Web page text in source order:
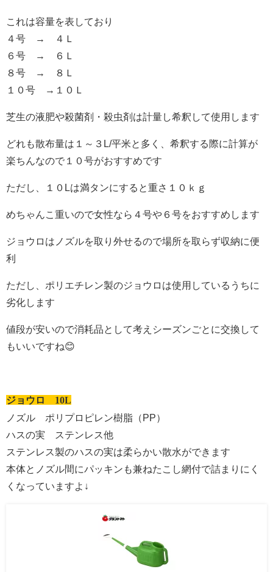
これは容量を表しており
４号 → ４Ｌ
６号 → ６Ｌ
８号 → ８Ｌ
１０号 →１０Ｌ
芝生の液肥や殺菌剤・殺虫剤は計量し希釈して使用します
どれも散布量は１～３L/平米と多く、希釈する際に計算が
楽ちんなので１０号がおすすめです
ただし、１０Lは満タンにすると重さ１０ｋｇ
めちゃんこ重いので女性なら４号や６号をおすすめします
ジョウロはノズルを取り外せるので場所を取らず収納に便
利
ただし、ポリエチレン製のジョウロは使用しているうちに
劣化します
値段が安いので消耗品として考えシーズンごとに交換して
もいいですね😊
ジョウロ 10L
ノズル ポリプロピレン樹脂（PP）
ハスの実 ステンレス他
ステンレス製のハスの実は柔らかい散水ができます
本体とノズル間にパッキンも兼ねたこし網付で詰まりにく
くなっていますよ↓